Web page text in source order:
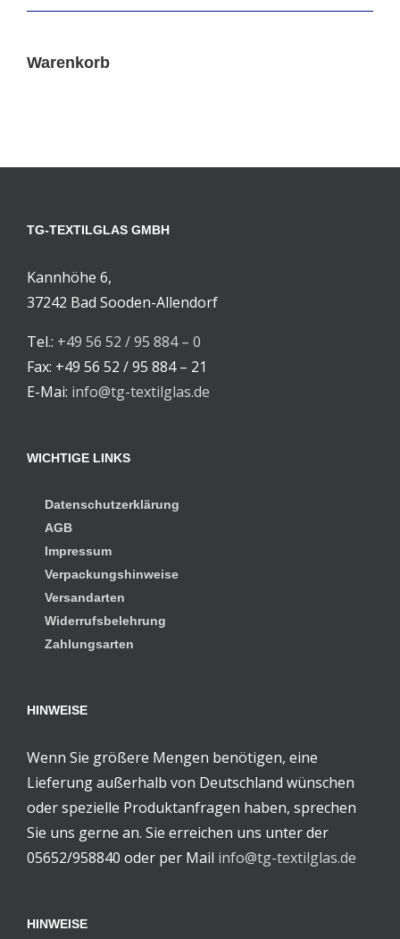
Warenkorb
TG-TEXTILGLAS GMBH
Kannhöhe 6,
37242 Bad Sooden-Allendorf
Tel.: +49 56 52 / 95 884 – 0
Fax: +49 56 52 / 95 884 – 21
E-Mai: info@tg-textilglas.de
WICHTIGE LINKS
Datenschutzerklärung
AGB
Impressum
Verpackungshinweise
Versandarten
Widerrufsbelehrung
Zahlungsarten
HINWEISE
Wenn Sie größere Mengen benötigen, eine
Lieferung außerhalb von Deutschland wünschen
oder spezielle Produktanfragen haben, sprechen
Sie uns gerne an. Sie erreichen uns unter der
05652/958840 oder per Mail info@tg-textilglas.de
HINWEISE